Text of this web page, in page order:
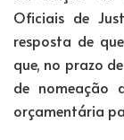
Oficiais de
resposta de
que, no prazo
de nomeação
orçamentária